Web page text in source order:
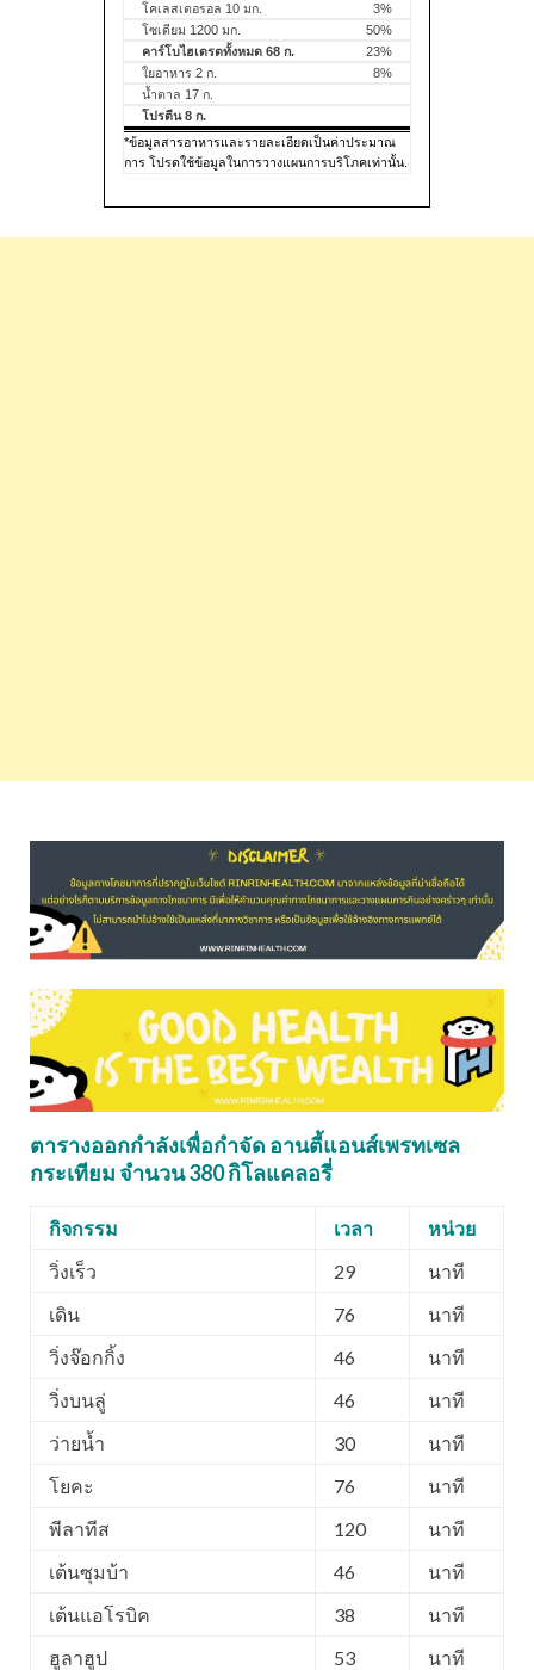
โคเลสเตอรอล 10 มก.
3%
โซเดียม 1200 มก.
50%
คาร์โบไฮเดรตทั้งหมด 68 ก.
23%
ใยอาหาร 2 ก.
8%
น้ำตาล 17 ก.
โปรตีน 8 ก.
*ข้อมูลสารอาหารและรายละเอียดเป็นค่าประมาณ
การ โปรดใช้ข้อมูลในการวางแผนการบริโภคเท่านั้น.
ตารางออกกำลังเพื่อกำจัด อานตี้แอนส์เพรทเซล
กระเทียม จำนวน 380 กิโลแคลอรี่
กิจกรรม เวลา
หน่วย
วิ่งเร็ว
29
นาที
เดิน
76
นาที
วิ่งจ๊อกกิ้ง
46
นาที
วิ่งบนลู่
46
นาที
ว่ายน้ำ
30
นาที
โยคะ
76
นาที
พีลาทีส
120
นาที
เต้นซุมบ้า
46
นาที
เต้นแอโรบิค
38
นาที
ฮูลาฮูป
53 นาที